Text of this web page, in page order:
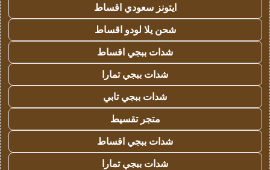
ايتونز سعودي اقساط
شحن يلا لودو اقساط
شدات ببجي اقساط
شدات ببجي تمارا
شدات ببجي تابي
متجر تقسيط
شدات ببجي اقساط
شدات ببجي تمارا